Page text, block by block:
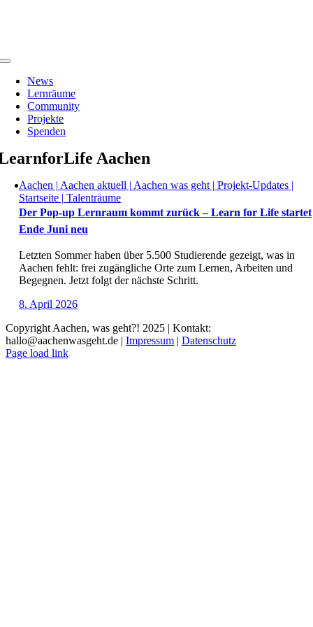
Toggle
Navigation
News
Lernräume
Community
Projekte
Spenden
Aachen
Aachen | Aachen aktuell | Aachen was geht | Projekt-Updates |
Startseite | Talenträume
Der Pop-up Lernraum kommt zurück – Learn for Life startet
Ende Juni neu
Letzten Sommer haben über 5.500 Studierende gezeigt, was in
Aachen fehlt: frei zugängliche Orte zum Lernen, Arbeiten und
Begegnen. Jetzt folgt der nächste Schritt.
8. April 2026
Copyright Aachen, was geht?! 2025 | Kontakt:
hallo@aachenwasgeht.de | Impressum | Datenschutz
Instagram
LinkedIn
Tiktok
YouTube
Page load link